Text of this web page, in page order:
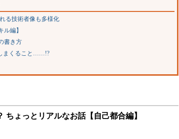
る技術者像も多様化
編】
書き方
まくること……!?
ちょっとリアルなお話【自己都合編】